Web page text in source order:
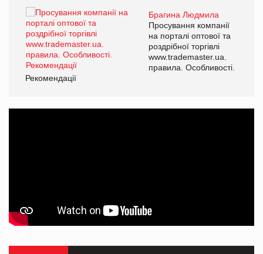
Брагина Людмила
Просування компанії
на порталі оптової та
роздрібної торгівлі
www.trademaster.ua.
правила. Особливості.
Рекомендації